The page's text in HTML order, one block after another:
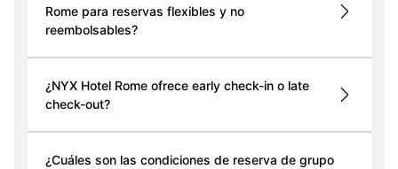
Rome para reservas flexibles y no
reembolsables?
¿NYX Hotel Rome ofrece early check-in o late
check-out?
¿Cuáles son las condiciones de reserva de grupo